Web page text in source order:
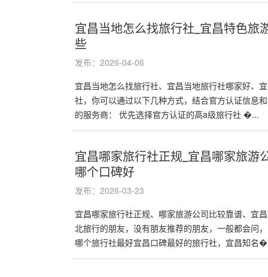
宜昌当地怎么找旅行社_宜昌特色旅
些
发布：2026-04-06
宜昌当地怎么找旅行社、宜昌当地旅行社哪家好、
社‌，你可以通过以下几种方式，结合官方认证信息
的服务商： ‌优先选择官方认证的高a级旅行社‌ �...
宜昌哪家旅行社正规_宜昌哪家旅游
哪个口碑好
发布：2026-03-23
宜昌哪家旅行社正规、哪家旅游公司比较靠谱、宜
北旅行的朋友，没有朋友推荐的朋友，一般都会问
哪个旅行社最好宜昌口碑最好的旅行社，宜昌知名